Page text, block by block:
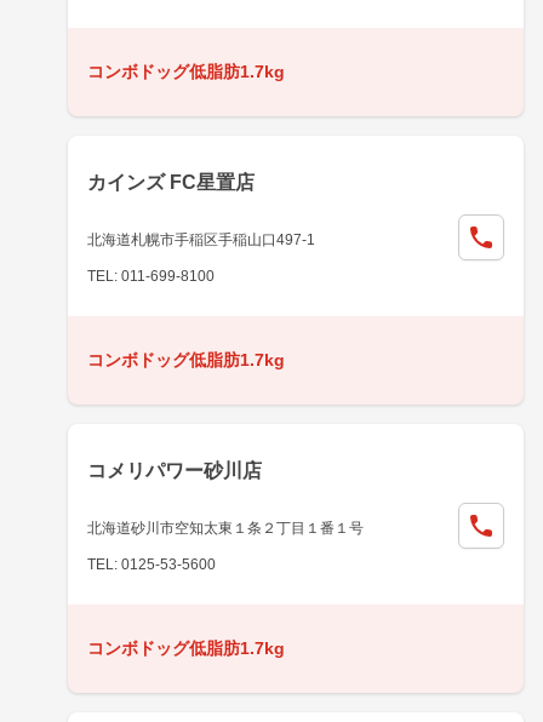
コンボドッグ低脂肪1.7kg
カインズ FC星置店
北海道札幌市手稲区手稲山口497-1
TEL: 011-699-8100
コンボドッグ低脂肪1.7kg
コメリパワー砂川店
北海道砂川市空知太東１条２丁目１番１号
TEL: 0125-53-5600
コンボドッグ低脂肪1.7kg